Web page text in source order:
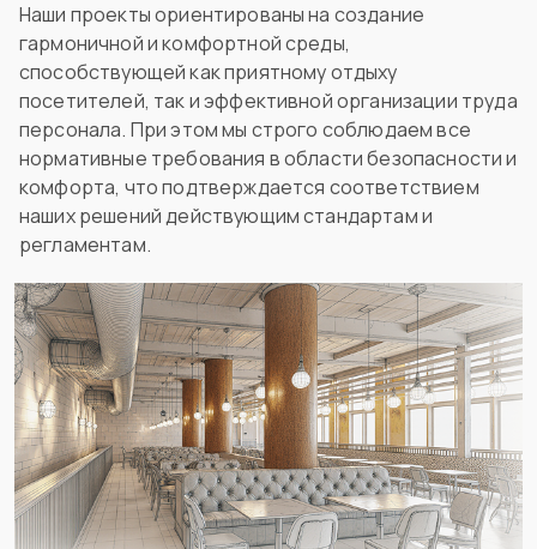
Наши проекты ориентированы на создание
гармоничной и комфортной среды,
способствующей как приятному отдыху
посетителей, так и эффективной организации труда
персонала. При этом мы строго соблюдаем все
нормативные требования в области безопасности и
комфорта, что подтверждается соответствием
наших решений действующим стандартам и
регламентам.